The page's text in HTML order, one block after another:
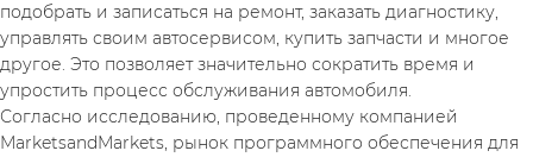
подобрать и записаться на ремонт, заказать диагностику,
управлять своим автосервисом, купить запчасти и многое
другое. Это позволяет значительно сократить время и
упростить процесс обслуживания автомобиля.
Согласно исследованию, проведенному компанией
MarketsandMarkets, рынок программного обеспечения для